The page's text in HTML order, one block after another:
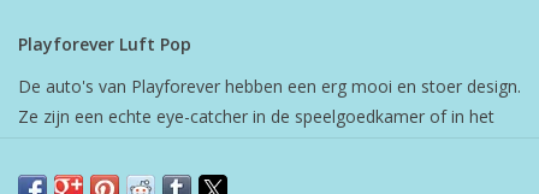
Playforever Luft Pop
De auto's van Playforever hebben een erg mooi en stoer design.
Ze zijn een echte eye-catcher in de speelgoedkamer of in het
ze ook nog eens erg stevig zijn en de slijtvaste rubberen wielen